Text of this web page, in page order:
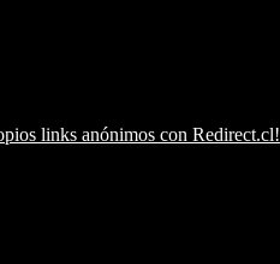
links anónimos con Redirect.cl!